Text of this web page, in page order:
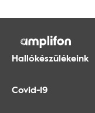
Hallókészülékeink
Covid-19